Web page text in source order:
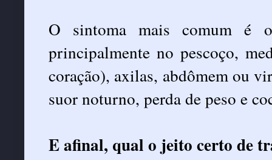
O sintoma mais comum é
principalmente no pescoço,
coração), axilas, abdômem ou
suor noturno, perda de peso e
E afinal, qual o jeito certo de